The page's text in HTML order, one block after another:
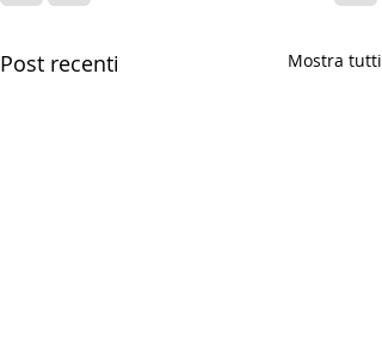
Post recenti Mostra tutti